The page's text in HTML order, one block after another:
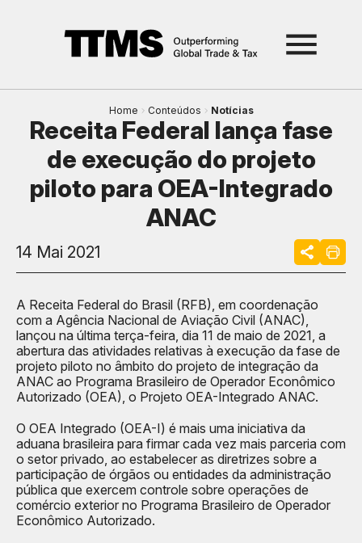
Home Conteúdos Notícias
Receita Federal lança fase
de execução do projeto
piloto para OEA-Integrado
ANAC
14 Mai 2021
A Receita Federal do Brasil (RFB), em coordenação
com a Agência Nacional de Aviação Civil (ANAC),
lançou na última terça-feira, dia 11 de maio de 2021, a
abertura das atividades relativas à execução da fase de
projeto piloto no âmbito do projeto de integração da
ANAC ao Programa Brasileiro de Operador Econômico
Autorizado (OEA), o Projeto OEA-Integrado ANAC.
O OEA Integrado (OEA-I) é mais uma iniciativa da
aduana brasileira para firmar cada vez mais parceria com
o setor privado, ao estabelecer as diretrizes sobre a
participação de órgãos ou entidades da administração
pública que exercem controle sobre operações de
comércio exterior no Programa Brasileiro de Operador
Econômico Autorizado.